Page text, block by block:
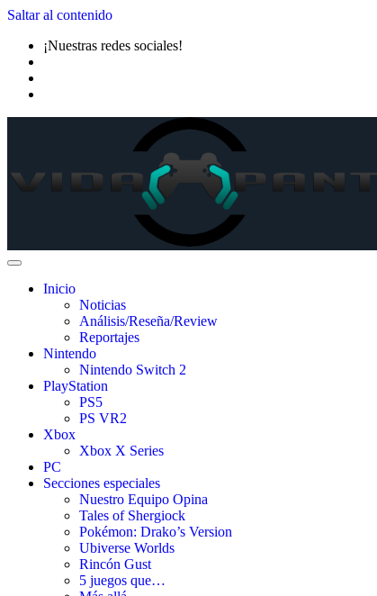
Saltar al contenido
¡Nuestras redes sociales!
Inicio
Noticias
Análisis/Reseña/Review
Reportajes
Nintendo
Nintendo Switch 2
PlayStation
PS5
PS VR2
Xbox
Xbox X Series
PC
Secciones especiales
Nuestro Equipo Opina
Tales of Shergiock
Pokémon: Drako’s Version
Ubiverse Worlds
Rincón Gust
5 juegos que…